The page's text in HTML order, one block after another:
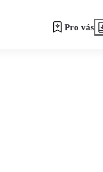
Pro vás